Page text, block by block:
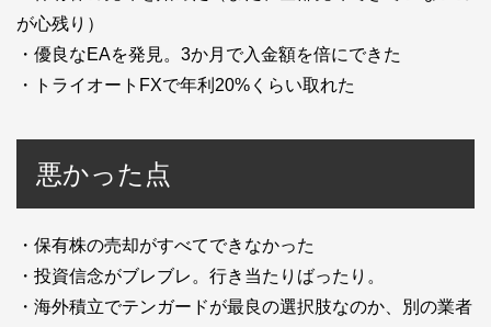
が心残り）
・優良なEAを発見。3か月で入金額を倍にできた
・トライオートFXで年利20%くらい取れた
悪かった点
・保有株の売却がすべてできなかった
・投資信念がブレブレ。行き当たりばったり。
・海外積立でテンガードが最良の選択肢なのか、別の業者